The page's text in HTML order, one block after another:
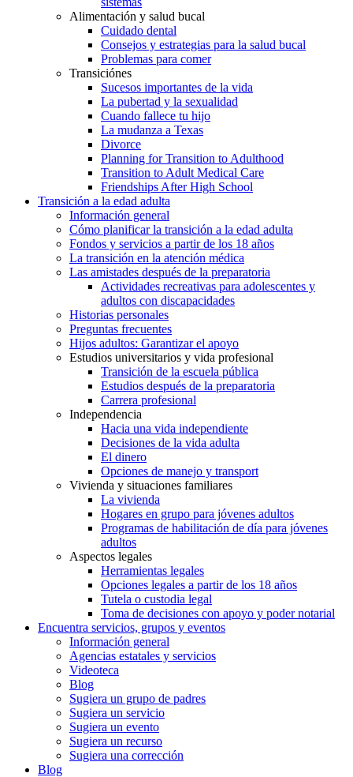
Alimentación y salud bucal
Cuidado dental
Consejos y estrategias para la salud bucal
Problemas para comer
Transiciónes
Sucesos importantes de la vida
La pubertad y la sexualidad
Cuando fallece tu hijo
La mudanza a Texas
Divorce
Planning for Transition to Adulthood
Transition to Adult Medical Care
Friendships After High School
Transición a la edad adulta
Información general
Cómo planificar la transición a la edad adulta
Fondos y servicios a partir de los 18 años
La transición en la atención médica
Las amistades después de la preparatoria
Actividades recreativas para adolescentes y
adultos con discapacidades
Historias personales
Preguntas frecuentes
Hijos adultos: Garantizar el apoyo
Estudios universitarios y vida profesional
Transición de la escuela pública
Estudios después de la preparatoria
Carrera profesional
Independencia
Hacia una vida independiente
Decisiones de la vida adulta
El dinero
Opciones de manejo y transport
Vivienda y situaciones familiares
La vivienda
Hogares en grupo para jóvenes adultos
Programas de habilitación de día para jóvenes
adultos
Aspectos legales
Herramientas legales
Opciones legales a partir de los 18 años
Tutela o custodia legal
Toma de decisiones con apoyo y poder notarial
Encuentra servicios, grupos y eventos
Información general
Agencias estatales y servicios
Videoteca
Blog
Sugiera un grupo de padres
Sugiera un servicio
Sugiera un evento
Sugiera un recurso
Sugiera una corrección
Blog